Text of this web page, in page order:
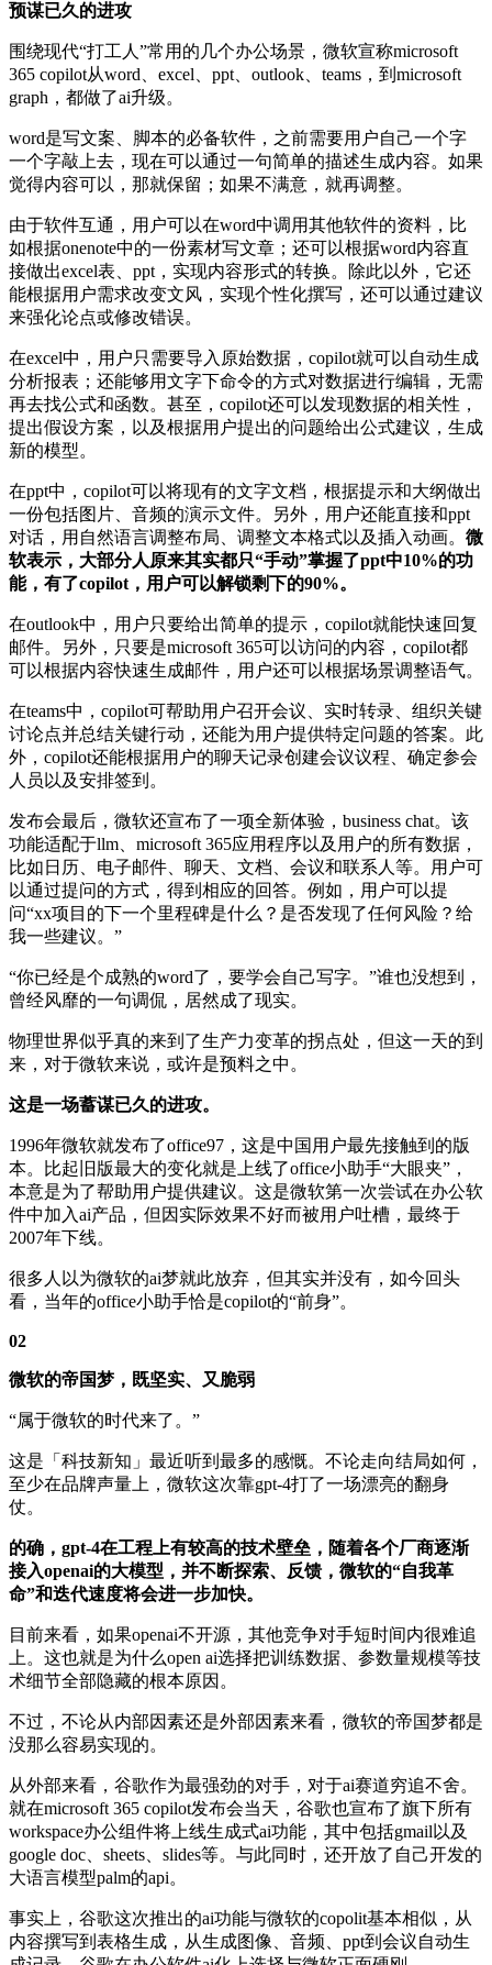
预谋已久的进攻
围绕现代“打工人”常用的几个办公场景，微软宣称microsoft
365 copilot从word、excel、ppt、outlook、teams，到microsoft
graph，都做了ai升级。
word是写文案、脚本的必备软件，之前需要用户自己一个字
一个字敲上去，现在可以通过一句简单的描述生成内容。如果
觉得内容可以，那就保留；如果不满意，就再调整。
由于软件互通，用户可以在word中调用其他软件的资料，比
如根据onenote中的一份素材写文章；还可以根据word内容直
接做出excel表、ppt，实现内容形式的转换。除此以外，它还
能根据用户需求改变文风，实现个性化撰写，还可以通过建议
来强化论点或修改错误。
在excel中，用户只需要导入原始数据，copilot就可以自动生成
分析报表；还能够用文字下命令的方式对数据进行编辑，无需
再去找公式和函数。甚至，copilot还可以发现数据的相关性，
提出假设方案，以及根据用户提出的问题给出公式建议，生成
新的模型。
在ppt中，copilot可以将现有的文字文档，根据提示和大纲做出
一份包括图片、音频的演示文件。另外，用户还能直接和ppt
对话，用自然语言调整布局、调整文本格式以及插入动画。 微
软表示，大部分人原来其实都只“手动”掌握了ppt中10%的功
能，有了copilot，用户可以解锁剩下的90%。
在outlook中，用户只要给出简单的提示，copilot就能快速回复
邮件。另外，只要是microsoft 365可以访问的内容，copilot都
可以根据内容快速生成邮件，用户还可以根据场景调整语气。
在teams中，copilot可帮助用户召开会议、实时转录、组织关键
讨论点并总结关键行动，还能为用户提供特定问题的答案。此
外，copilot还能根据用户的聊天记录创建会议议程、确定参会
人员以及安排签到。
发布会最后，微软还宣布了一项全新体验，business chat。该
功能适配于llm、microsoft 365应用程序以及用户的所有数据，
比如日历、电子邮件、聊天、文档、会议和联系人等。用户可
以通过提问的方式，得到相应的回答。例如，用户可以提
问“xx项目的下一个里程碑是什么？是否发现了任何风险？给
我一些建议。”
“你已经是个成熟的word了，要学会自己写字。”谁也没想到，
曾经风靡的一句调侃，居然成了现实。
物理世界似乎真的来到了生产力变革的拐点处，但这一天的到
来，对于微软来说，或许是预料之中。
这是一场蓄谋已久的进攻。
1996年微软就发布了office97，这是中国用户最先接触到的版
本。比起旧版最大的变化就是上线了office小助手“大眼夹”，
本意是为了帮助用户提供建议。这是微软第一次尝试在办公软
件中加入ai产品，但因实际效果不好而被用户吐槽，最终于
2007年下线。
很多人以为微软的ai梦就此放弃，但其实并没有，如今回头
看，当年的office小助手恰是copilot的“前身”。
02
微软的帝国梦，既坚实、又脆弱
“属于微软的时代来了。”
这是「科技新知」最近听到最多的感慨。不论走向结局如何，
至少在品牌声量上，微软这次靠gpt-4打了一场漂亮的翻身
仗。
的确，gpt-4在工程上有较高的技术壁垒，随着各个厂商逐渐
接入openai的大模型，并不断探索、反馈，微软的“自我革
命”和迭代速度将会进一步加快。
目前来看，如果openai不开源，其他竞争对手短时间内很难追
上。这也就是为什么open ai选择把训练数据、参数量规模等技
术细节全部隐藏的根本原因。
不过，不论从内部因素还是外部因素来看，微软的帝国梦都是
没那么容易实现的。
从外部来看，谷歌作为最强劲的对手，对于ai赛道穷追不舍。
就在microsoft 365 copilot发布会当天，谷歌也宣布了旗下所有
workspace办公组件将上线生成式ai功能，其中包括gmail以及
google doc、sheets、slides等。与此同时，还开放了自己开发的
大语言模型palm的api。
事实上，谷歌这次推出的ai功能与微软的copolit基本相似，从
内容撰写到表格生成，从生成图像、音频、ppt到会议自动生